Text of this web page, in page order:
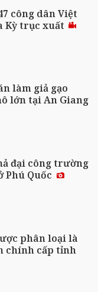
công dân Việt
Kỳ trục xuất
làm giả gạo
lớn tại An Giang
đại công trường
Phú Quốc
phân loại là
chính cấp tỉnh